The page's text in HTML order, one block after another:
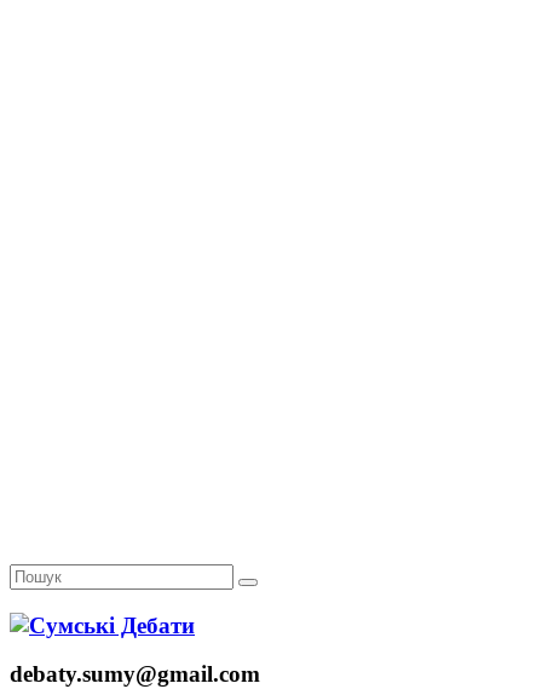
debaty.sumy@gmail.com